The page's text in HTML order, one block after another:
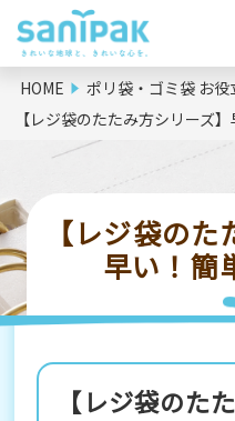
HOME ポリ袋・ゴミ袋 お役
【レジ袋のたたみ方シリーズ
【レジ袋のた
早い！簡
【レジ袋のた